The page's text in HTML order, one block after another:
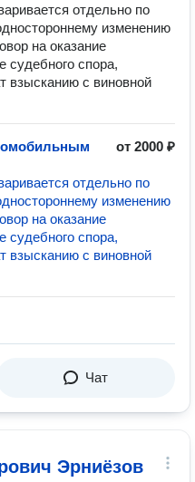
отдельно по
изменению
на оказание
судебного спора,
взысканию с виновной
от 2000 ₽
отдельно по
изменению
на оказание
судебного спора,
взысканию с виновной
Чат
Эрниёзов